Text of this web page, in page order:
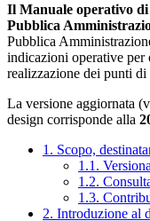
Il Manuale operativo
Pubblica
Pubblica
indicazioni operative per
realizzazione dei punti
La versione aggiornata
design corrisponde alla
1. Scopo,
1.1.
1.2.
1.3.
2. Introduzione al